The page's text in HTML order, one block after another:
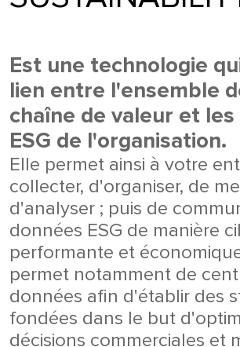
Est une technologie
lien entre l'ensemble
chaîne de valeur et
ESG de l'organisation.
Elle permet ainsi à votre
collecter, d'organiser, de
d'analyser ; puis de
données ESG de manière
performante et
permet notamment de
données afin d'établir des
fondées dans le but
décisions commerciales et